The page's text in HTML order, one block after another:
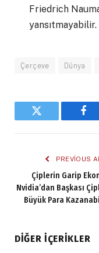
Friedrich
yansıtmayabilir.
Çerçeve Dünya
Twitter
PREVIOUS
Çiplerin Garip
Nvidia’dan Başkası
Büyük Para
DIĞER İÇERIKLER